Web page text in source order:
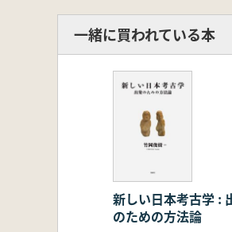
日根野織部正
黄檗宗頌徳考
国分寺市本町
登山記念碑か
和歌山市深山
方谷山田先生
豊後の帆足万
一緒に買われている本
新しい日本考古学 :
のための方法論